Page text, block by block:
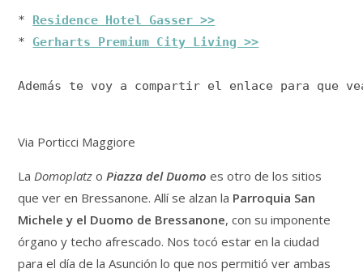
* Residence Hotel Gasser >>
* Gerharts Premium City Living >>
Además te voy a compartir el enlace para que
Via Porticci Maggiore
La Domoplatz oPiazza del Duomoes otro de los sitios
que ver en Bressanone. Allí se alzan la Parroquia San
Michele y el Duomo de Bressanone, con su imponente
órgano y techo afrescado. Nos tocó estar en la ciudad
para el día de la Asunción lo que nos permitió ver ambas